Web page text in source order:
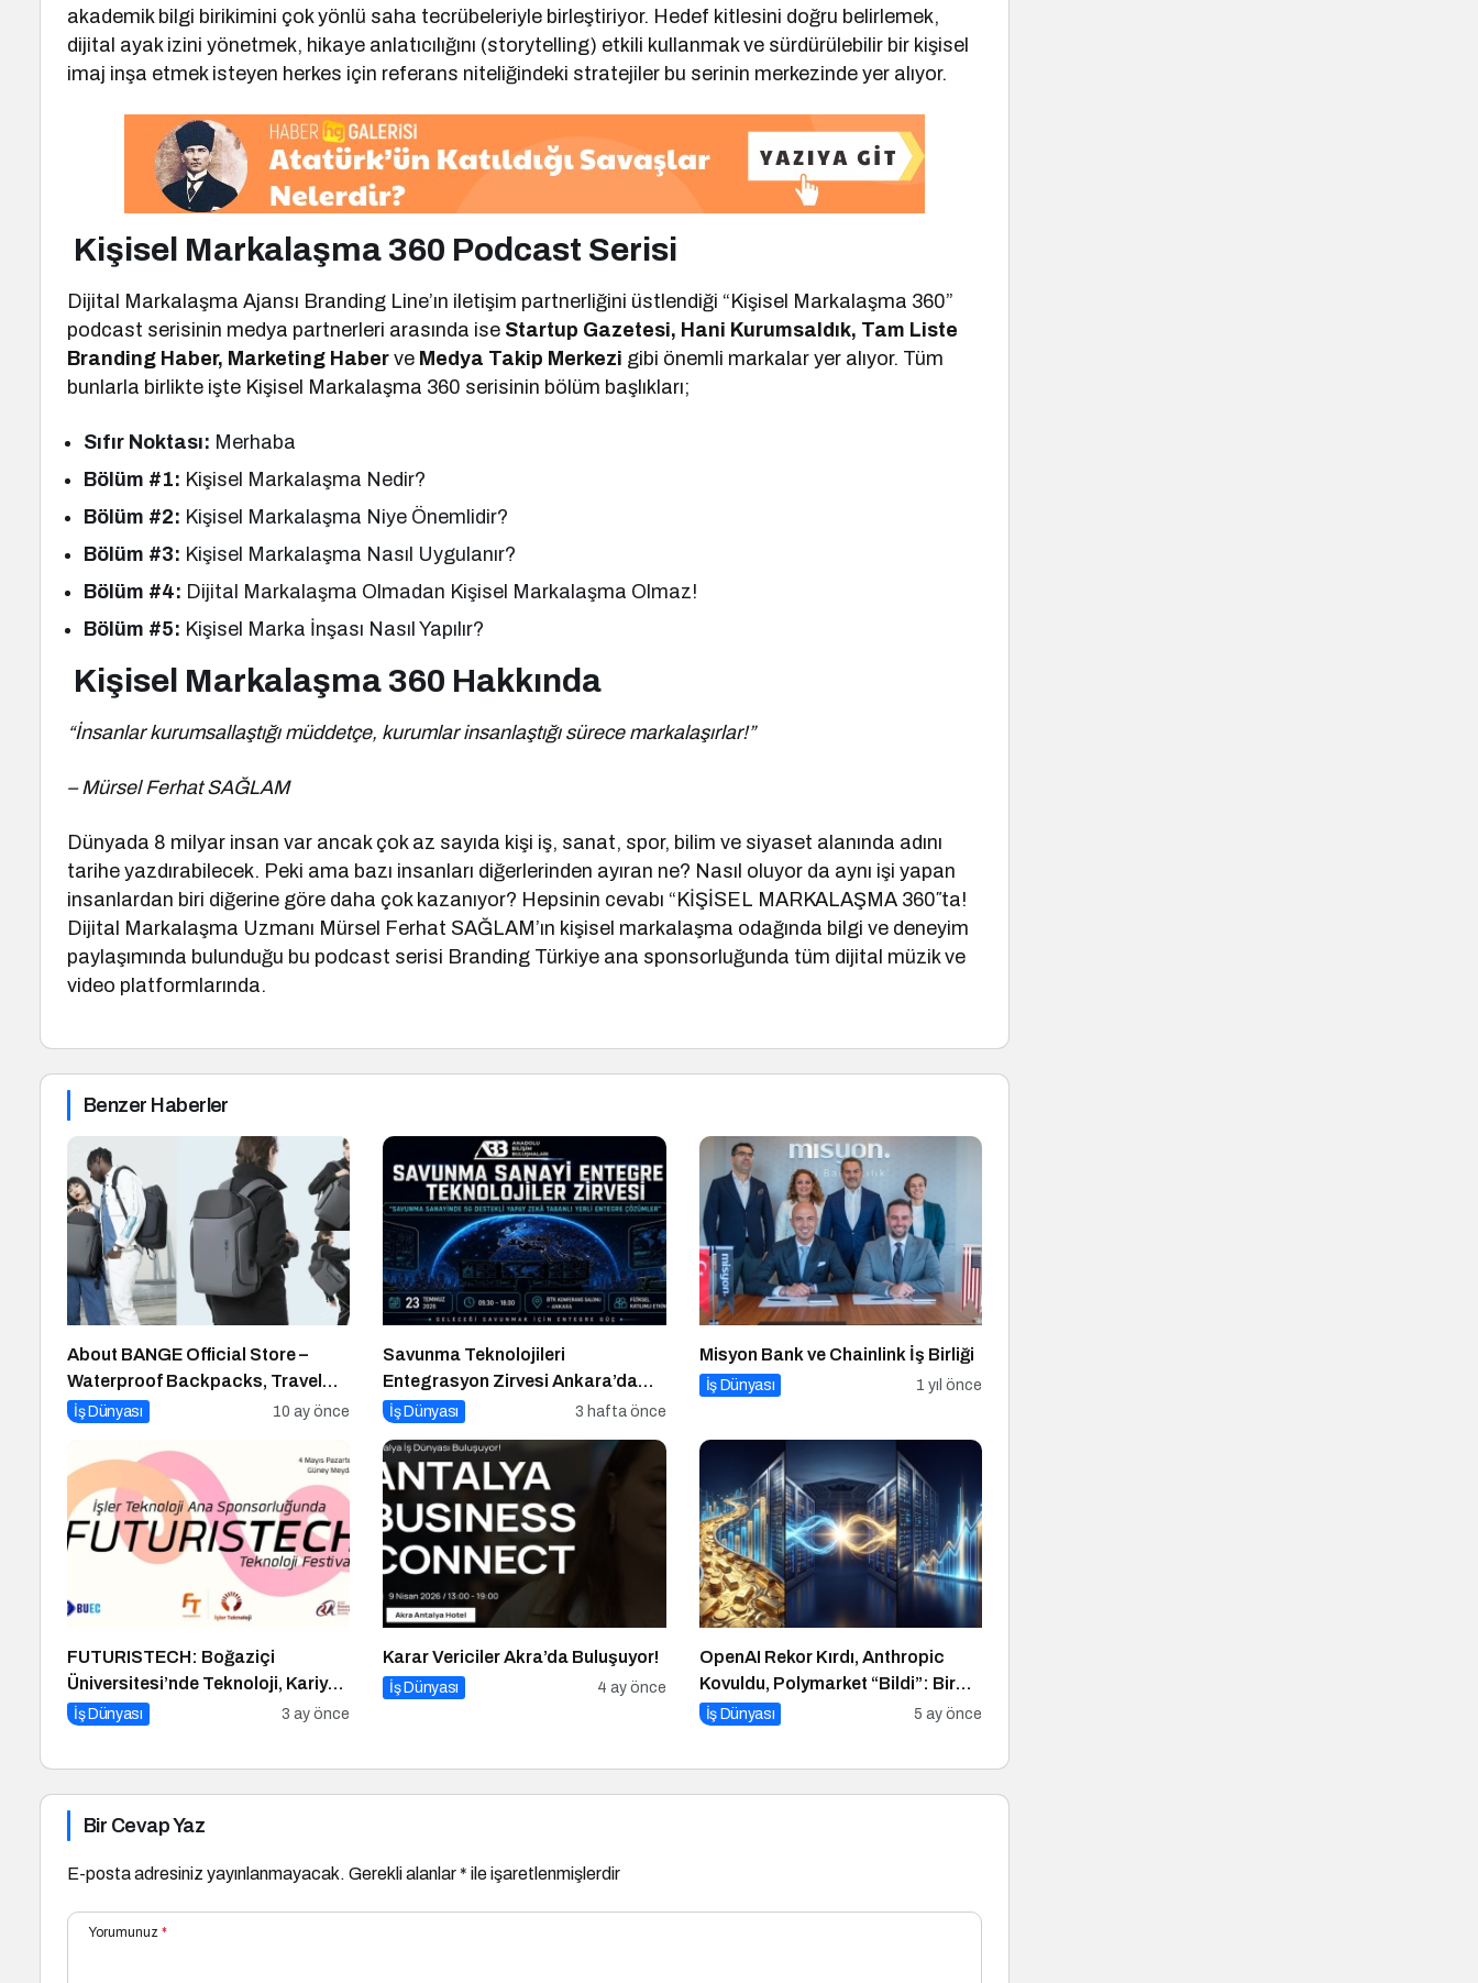
akademik bilgi birikimini çok yönlü saha tecrübeleriyle birleştiriyor. Hedef kitlesini doğru belirlemek,
dijital ayak izini yönetmek, hikaye anlatıcılığını (storytelling) etkili kullanmak ve sürdürülebilir bir kişisel
imaj inşa etmek isteyen herkes için referans niteliğindeki stratejiler bu serinin merkezinde yer alıyor.
Kişisel Markalaşma 360 Podcast Serisi
Dijital Markalaşma Ajansı Branding Line’ın iletişim partnerliğini üstlendiği “Kişisel Markalaşma 360”
podcast serisinin medya partnerleri arasında ise Startup Gazetesi, Hani Kurumsaldık, Tam Liste
Branding Haber, Marketing Haber ve Medya Takip Merkezi gibi önemli markalar yer alıyor. Tüm
bunlarla birlikte işte Kişisel Markalaşma 360 serisinin bölüm başlıkları;
Sıfır Noktası: Merhaba
Bölüm #1: Kişisel Markalaşma Nedir?
Bölüm #2: Kişisel Markalaşma Niye Önemlidir?
Bölüm #3: Kişisel Markalaşma Nasıl Uygulanır?
Bölüm #4: Dijital Markalaşma Olmadan Kişisel Markalaşma Olmaz!
Bölüm #5: Kişisel Marka İnşası Nasıl Yapılır?
Kişisel Markalaşma 360 Hakkında
“İnsanlar kurumsallaştığı müddetçe, kurumlar insanlaştığı sürece markalaşırlar!”
– Mürsel Ferhat SAĞLAM
Dünyada 8 milyar insan var ancak çok az sayıda kişi iş, sanat, spor, bilim ve siyaset alanında adını
tarihe yazdırabilecek. Peki ama bazı insanları diğerlerinden ayıran ne? Nasıl oluyor da aynı işi yapan
insanlardan biri diğerine göre daha çok kazanıyor? Hepsinin cevabı “KİŞİSEL MARKALAŞMA 360″ta!
Dijital Markalaşma Uzmanı Mürsel Ferhat SAĞLAM’ın kişisel markalaşma odağında bilgi ve deneyim
paylaşımında bulunduğu bu podcast serisi Branding Türkiye ana sponsorluğunda tüm dijital müzik ve
video platformlarında.
Benzer Haberler
About BANGE Official Store –
Waterproof Backpacks, Travel
Bags & More
İş Dünyası 10 ay önce
Savunma Teknolojileri
Entegrasyon Zirvesi Ankara’da
Gerçekleşecek!
İş Dünyası 3 hafta önce
Misyon Bank ve Chainlink İş Birliği
İş Dünyası 1 yıl önce
FUTURISTECH: Boğaziçi
Üniversitesi’nde Teknoloji, Kariyer
ve Eğlencenin Buluştuğu Büyük
İş Dünyası 3 ay önce
Karar Vericiler Akra’da Buluşuyor!
İş Dünyası 4 ay önce
OpenAI Rekor Kırdı, Anthropic
Kovuldu, Polymarket “Bildi”: Bir
Haftada Her Şey Değişti
İş Dünyası 5 ay önce
Bir Cevap Yaz
E-posta adresiniz yayınlanmayacak. Gerekli alanlar* ile işaretlenmişlerdir
Yorumunuz *